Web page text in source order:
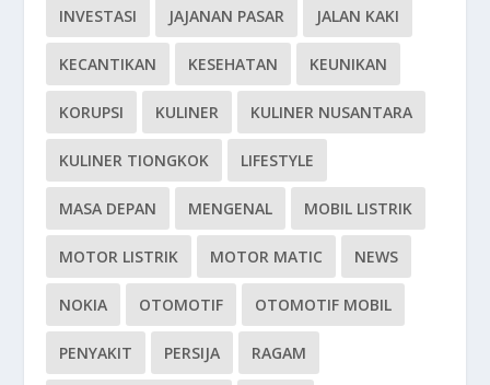
INVESTASI JAJANAN PASAR JALAN KAKI
KECANTIKAN KESEHATAN KEUNIKAN
KORUPSI KULINER KULINER NUSANTARA
KULINER TIONGKOK LIFESTYLE
MASA DEPAN MENGENAL MOBIL LISTRIK
MOTOR LISTRIK MOTOR MATIC NEWS
NOKIA OTOMOTIF OTOMOTIF MOBIL
PENYAKIT PERSIJA RAGAM